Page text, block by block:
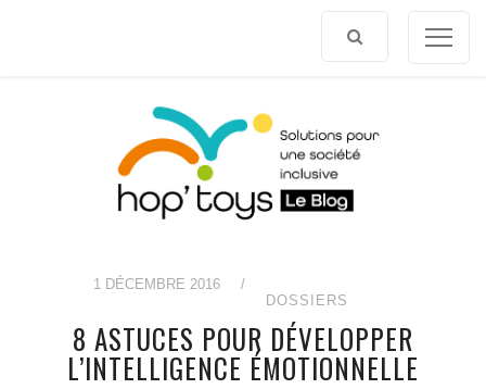
1 DÉCEMBRE 2016
/
DOSSIERS
8 ASTUCES POUR DÉVELOPPER
L’INTELLIGENCE ÉMOTIONNELLE